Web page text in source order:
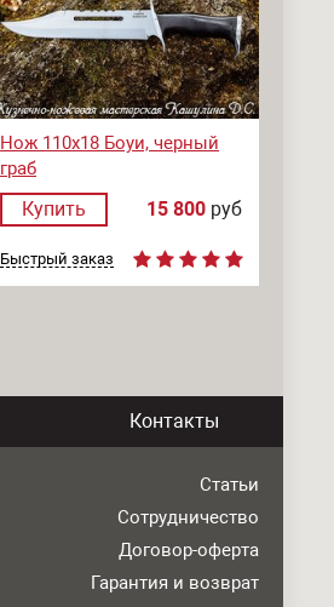
Нож 110х18 Боуи, черный
граб
Купить 15 800 руб
Быстрый заказ
Контакты
Статьи
Сотрудничество
Договор-оферта
Гарантия и возврат